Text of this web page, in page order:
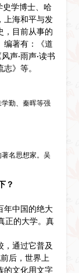
学博士、哈
上海和平与发
，目前从事的
编著有：《道
声·雨声·读书
》等。
学勤、秦晖等强
名思想家。吴
？
年中国的绝大
正的大学。真
，通过它普及
后，世界上
的文化用文字